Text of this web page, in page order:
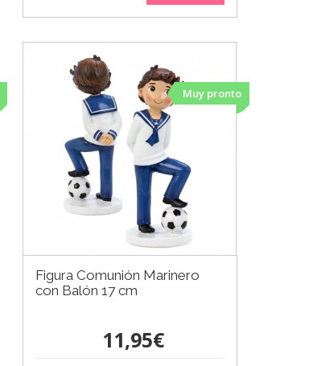
Muy pronto
Figura Comunión Marinero
con Balón 17 cm
11,95€